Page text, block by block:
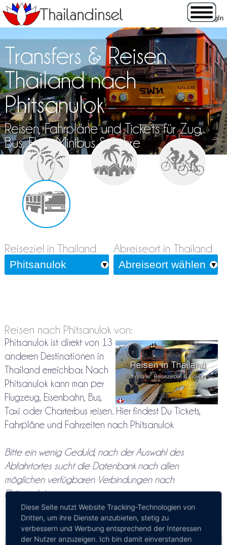
Transfers & Reisen
Thailand nach
Phitsanulok
Reisen, Fahrpläne und Tickets für Zug,
Bus, Flug, Minibus & Fähre
Reiseziel in Thailand Abreiseort in Thailand
Reisen nach Phitsanulok von:
Phitsanulok ist direkt von 13
anderen Destinationen in
Thailand erreichbar. Nach
Phitsanulok kann man per
Flugzeug, Eisenbahn, Bus,
Taxi oder Charterbus reisen. Hier findest Du Tickets,
Fahrpläne und Fahrzeiten nach Phitsanulok
Bitte ein wenig Geduld, nach der Auswahl des
Abfahrtortes sucht die Datenbank nach allen
möglichen verfügbaren Verbindungen nach
Phitsanulok
Ayutthaya⇒ Phitsanulok
Diese Seite nutzt Website Tracking-Technologien von
Dritten, um ihre Dienste anzubieten, stetig zu
verbessern und Werbung entsprechend der Interessen
der Nutzer anzuzeigen. Ich bin damit einverstanden